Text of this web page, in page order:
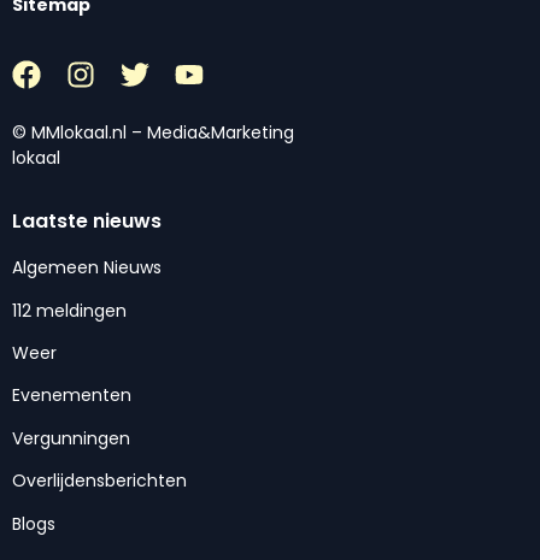
Sitemap
© MMlokaal.nl – Media&Marketing
lokaal
Laatste nieuws
Algemeen Nieuws
112 meldingen
Weer
Evenementen
Vergunningen
Overlijdensberichten
Blogs